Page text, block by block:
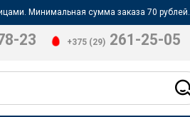
Минимальная сумма заказа 70 рублей.
23 +375 (29) 261-25-05